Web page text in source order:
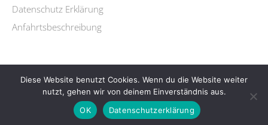
Datenschutz Erklärung
Anfahrtsbeschreibung
Copyright © 2026 Yogalehrer Ausbildung.
LifestyleWordPress Theme by themehit.com
Diese Website benutzt Cookies. Wenn du die Website weiter
nutzt, gehen wir von deinem Einverständnis aus.
OK
Datenschutzerklärung